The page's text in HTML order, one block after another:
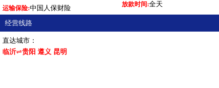
运输保险:中国人保财险
放款时间:全天
经营线路
直达城市：
临沂⇌贵阳 遵义 昆明